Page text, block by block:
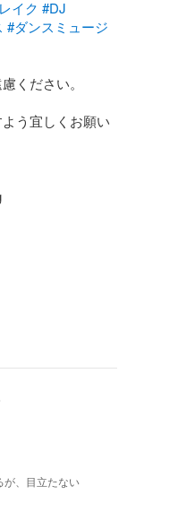
イク #DJ
#ダンスミュージ
ください。
う宜しくお願い
が、目立たない